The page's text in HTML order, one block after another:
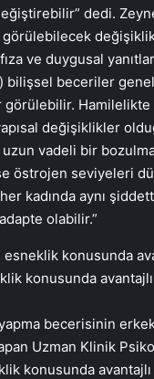
dedi.
ve duygusal
beceriler
görülebilir.
değişiklikler
vadeli bir
östrojen seviyeleri
kadında aynı
olabilir.”
konusunda
becerisinin
Uzman Klinik
konusunda